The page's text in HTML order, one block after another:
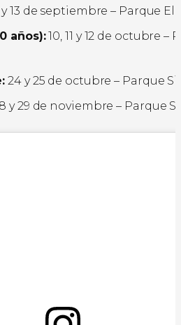
y 13 de septiembre – Parque El
años):10, 11 y 12 de octubre –
24 y 25 de octubre – Parque
y 29 de noviembre – Parque